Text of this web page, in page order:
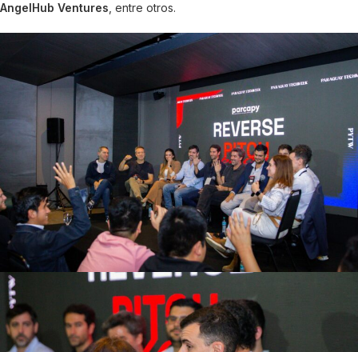
AngelHub Ventures , entre otros.